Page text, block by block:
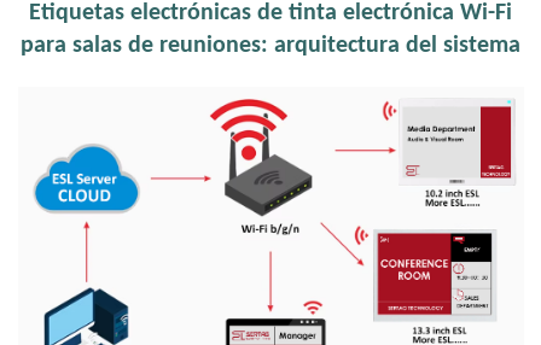
Etiquetas electrónicas de tinta electrónica Wi-Fi
para salas de reuniones: arquitectura del sistema